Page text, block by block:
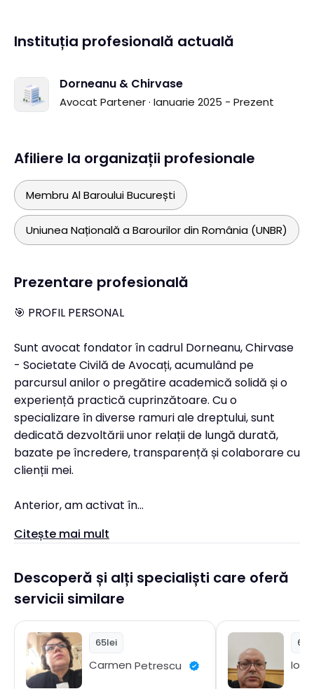
Instituția profesională actuală
Dorneanu & Chirvase
Avocat Partener · Ianuarie 2025 - Prezent
Afiliere la organizații profesionale
Membru Al Baroului București
Uniunea Națională a Barourilor din România (UNBR)
Prezentare profesională
🎯 PROFIL PERSONAL
Sunt avocat fondator în cadrul Dorneanu, Chirvase
- Societate Civilă de Avocați, acumulând pe
parcursul anilor o pregătire academică solidă și o
experiență practică cuprinzătoare. Cu o
specializare în diverse ramuri ale dreptului, sunt
dedicată dezvoltării unor relații de lungă durată,
bazate pe încredere, transparență și colaborare cu
clienții mei.
Anterior, am activat în...
Citește mai mult
Descoperă și alți specialiști care oferă
servicii similare
65lei
Carmen Petrescu